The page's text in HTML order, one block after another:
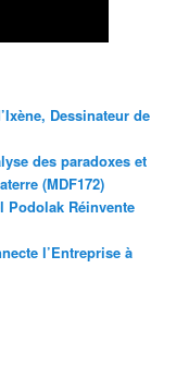
Dessinateur de
des paradoxes et
(MDF172)
Podolak Réinvente
l’Entreprise à